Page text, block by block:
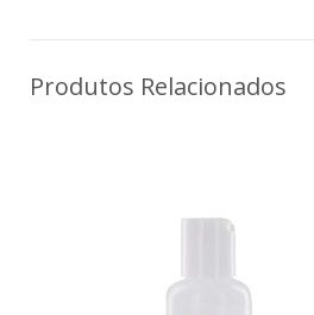
Produtos Relacionados